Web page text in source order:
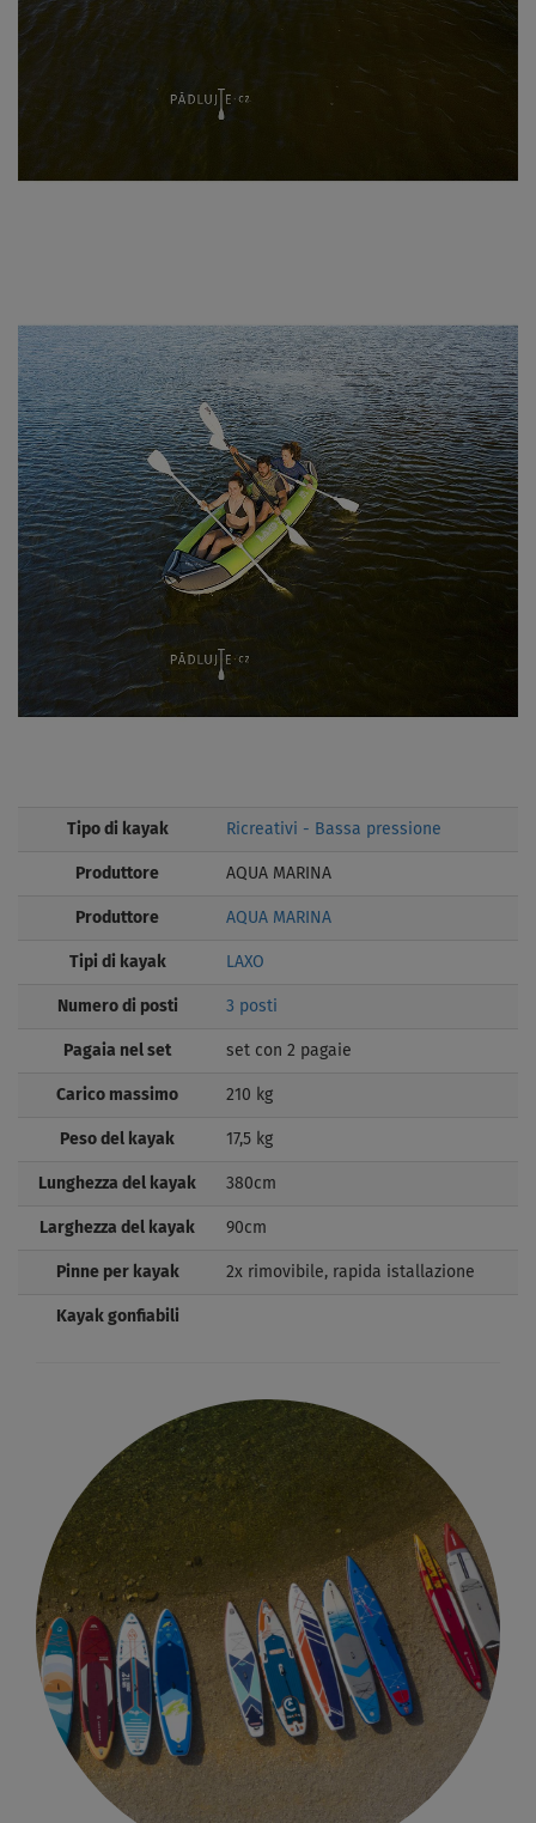
Tipo di kayak Ricreativi - Bassa pressione
Produttore AQUA MARINA
Produttore AQUA MARINA
Tipi di kayak LAXO
Numero di posti 3 posti
Pagaia nel set set con 2 pagaie
Carico massimo 210 kg
Peso del kayak 17,5 kg
Lunghezza del kayak 380cm
Larghezza del kayak 90cm
Pinne per kayak 2x rimovibile, rapida istallazione
Kayak gonfiabili